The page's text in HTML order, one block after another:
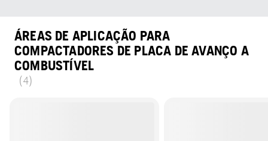
ÁREAS DE APLICAÇÃO PARA
COMPACTADORES DE PLACA DE AVANÇO A
COMBUSTÍVEL
(4)